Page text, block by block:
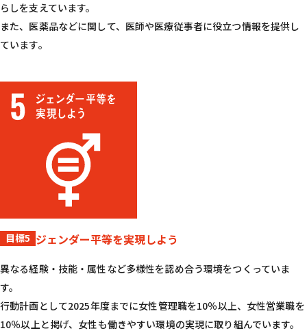
らしを支えています。
また、医薬品などに関して、医師や医療従事者に役立つ情報を提供し
ています。
目標5 ジェンダー平等を実現しよう
異なる経験・技能・属性など多様性を認め合う環境をつくっていま
す。
行動計画として2025年度までに女性管理職を10％以上、女性営業職を
10％以上と掲げ、女性も働きやすい環境の実現に取り組んでいます。